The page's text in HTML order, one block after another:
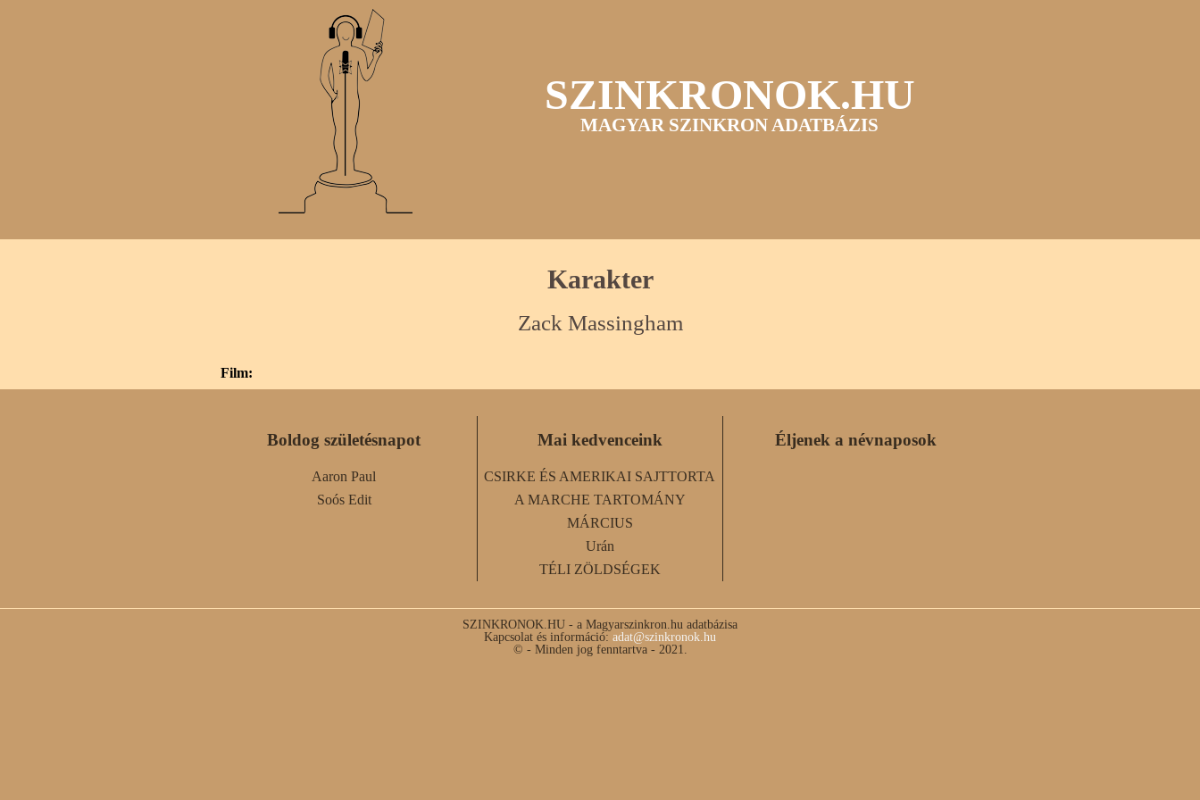
SZINKRONOK.HU
MAGYAR SZINKRON ADATBÁZIS
Karakter
Zack Massingham
Film:
Boldog születésnapot
Aaron Paul
Soós Edit
Mai kedvenceink
CSIRKE ÉS AMERIKAI SAJTTORTA
A MARCHE TARTOMÁNY
MÁRCIUS
Urán
TÉLI ZÖLDSÉGEK
Éljenek a névnaposok
SZINKRONOK.HU - a Magyarszinkron.hu adatbázisa
Kapcsolat és információ: adat@szinkronok.hu
© - Minden jog fenntartva - 2021.